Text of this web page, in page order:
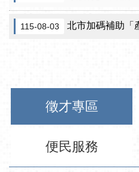
115-08-03 北市加碼補助「產前超
徵才專區
便民服務